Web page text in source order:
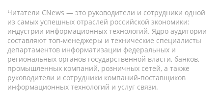
Читатели CNews — это руководители и сотрудники одной
из самых успешных отраслей российской экономики:
индустрии информационных технологий. Ядро аудитории
составляют топ-менеджеры и технические специалисты
департаментов информатизации федеральных и
региональных органов государственной власти, банков,
промышленных компаний, розничных сетей, а также
руководители и сотрудники компаний-поставщиков
информационных технологий и услуг связи.